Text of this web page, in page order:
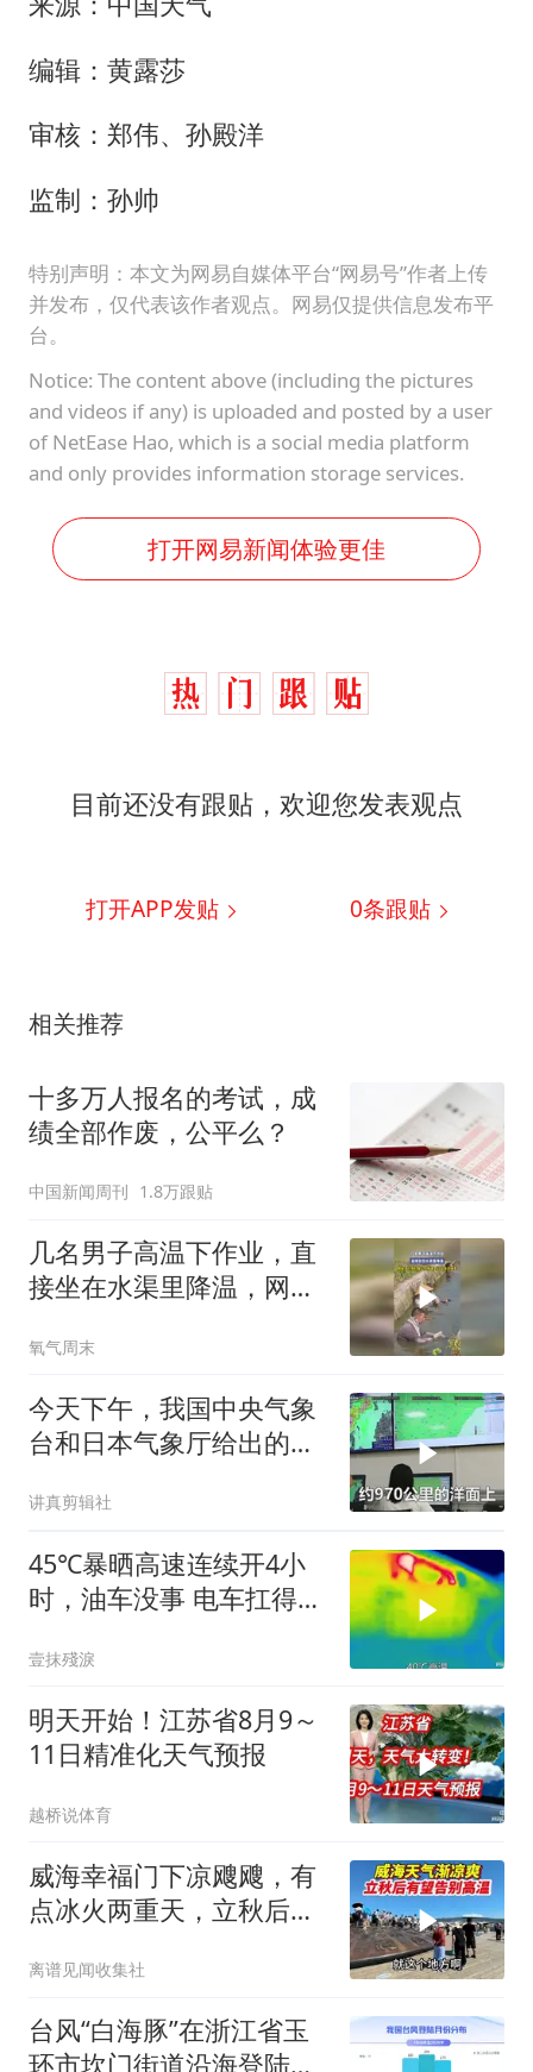
编辑：黄露莎
审核：郑伟、孙殿洋
监制：孙帅
特别声明：本文为网易自媒体平台“网易号”作者上传
并发布，仅代表该作者观点。网易仅提供信息发布平
台。
Notice: The content above (including the pictures
and videos if any) is uploaded and posted by a user
of NetEase Hao, which is a social media platform
and only provides information storage services.
打开网易新闻体验更佳
目前还没有跟贴，欢迎您发表观点
打开APP发贴 0条跟贴
相关推荐
十多万人报名的考试，成
绩全部作废，公平么？
中国新闻周刊 1.8万跟贴
几名男子高温下作业，直
接坐在水渠里降温，网
了父亲的身影
氧气周末
今天下午，我国中央气象
台和日本气象厅给出的路
讲真剪辑社
45℃暴晒高速连续开4小
时，油车没事 电车扛得住
壹抹殘淚
明天开始！江苏省8月9～
11日精准化天气预报
越桥说体育
威海幸福门下凉飕飕，有
点冰火两重天，立秋后有
离谱见闻收集社
台风“白海豚”在浙江省玉
环市坎门街道沿海登陆！